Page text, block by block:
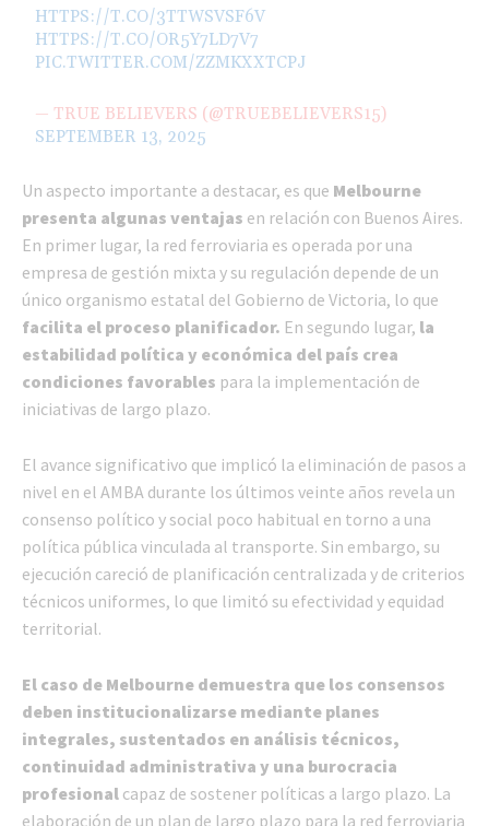
HTTPS://T.CO/3TTWSVSF6V
HTTPS://T.CO/OR5Y7LD7V7
PIC.TWITTER.COM/ZZMKXXTCPJ
— TRUE BELIEVERS (@TRUEBELIEVERS15)
SEPTEMBER 13, 2025
Un aspecto importante a destacar, es que Melbourne
presenta algunas ventajas en relación con Buenos Aires.
En primer lugar, la red ferroviaria es operada por una
empresa de gestión mixta y su regulación depende de un
único organismo estatal del Gobierno de Victoria, lo que
facilita el proceso planificador. En segundo lugar, la
estabilidad política y económica del país crea
condiciones favorables para la implementación de
iniciativas de largo plazo.
El avance significativo que implicó la eliminación de pasos a
nivel en el AMBA durante los últimos veinte años revela un
consenso político y social poco habitual en torno a una
política pública vinculada al transporte. Sin embargo, su
ejecución careció de planificación centralizada y de criterios
técnicos uniformes, lo que limitó su efectividad y equidad
territorial.
El caso de Melbourne demuestra que los consensos
deben institucionalizarse mediante planes
integrales, sustentados en análisis técnicos,
continuidad administrativa y una burocracia
profesional capaz de sostener políticas a largo plazo. La
elaboración de un plan de largo plazo para la red ferroviaria